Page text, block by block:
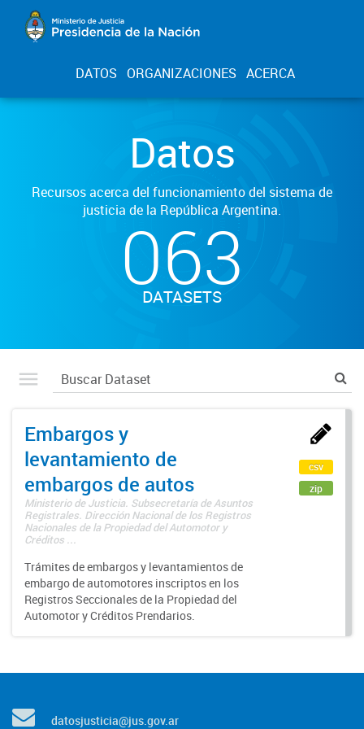
DATOS ORGANIZACIONES ACERCA
Datos
Recursos acerca del funcionamiento del sistema de
justicia de la República Argentina.
063
DATASETS
Embargos y
levantamiento de
embargos de autos
Ministerio de Justicia. Subsecretaría de Asuntos
Registrales. Dirección Nacional de los Registros
Nacionales de la Propiedad del Automotor y
Créditos ...
Trámites de embargos y levantamientos de
embargo de automotores inscriptos en los
Registros Seccionales de la Propiedad del
Automotor y Créditos Prendarios.
csv
zip
datosjusticia@jus.gov.ar